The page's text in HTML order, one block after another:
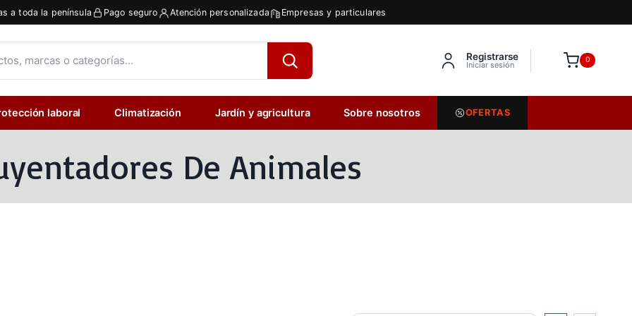
a toda la península Pago seguro Atención personalizada Empresas y particulares
Registrarse
Iniciar sesión 0
laboral Climatización Jardín y agricultura Sobre nosotros OFERTAS
De Animales